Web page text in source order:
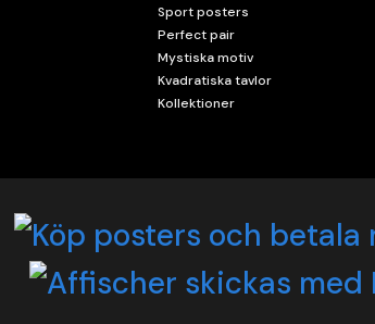
Sport posters
Perfect pair
Mystiska motiv
Kvadratiska tavlor
Kollektioner